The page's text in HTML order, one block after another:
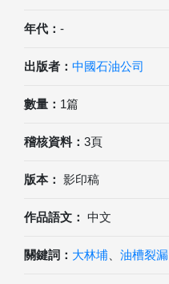
年代： -
出版者： 中國石油公司
數量： 1篇
稽核資料： 3頁
版本： 影印稿
作品語文： 中文
關鍵詞： 大林埔 油槽裂漏